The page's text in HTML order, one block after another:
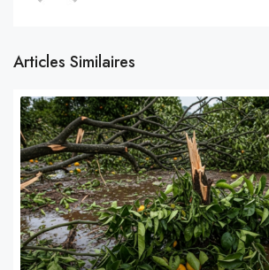
Articles Similaires